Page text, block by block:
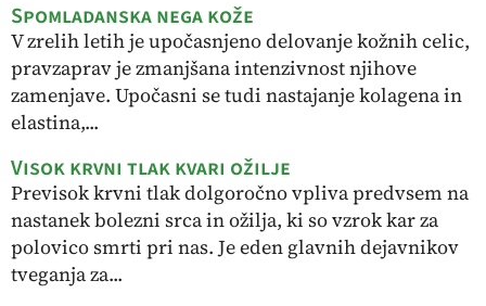
Spomladanska nega kože
V zrelih letih je upočasnjeno delovanje kožnih celic,
pravzaprav je zmanjšana intenzivnost njihove
zamenjave. Upočasni se tudi nastajanje kolagena in
elastina,...
Visok krvni tlak kvari ožilje
Previsok krvni tlak dolgoročno vpliva predvsem na
nastanek bolezni srca in ožilja, ki so vzrok kar za
polovico smrti pri nas. Je eden glavnih dejavnikov
tveganja za...